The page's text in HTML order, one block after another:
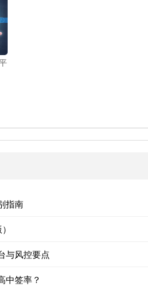
指南
与风控要点
中签率？